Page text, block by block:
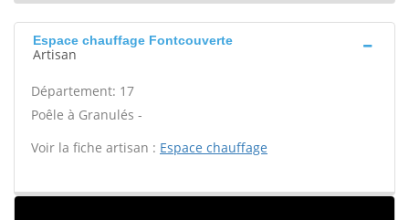
Espace chauffage Fontcouverte
Artisan
Département: 17
Poêle à Granulés -
Voir la fiche artisan : Espace chauffage